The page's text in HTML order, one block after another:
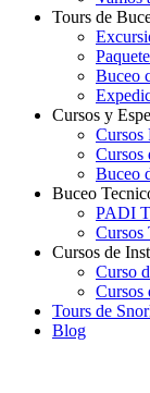
Tours de
Buceo
Cursos y
Cursos
Cursos
Buceo
Buceo
PADI
Cursos de
Curso
Cursos
Tours de
Blog